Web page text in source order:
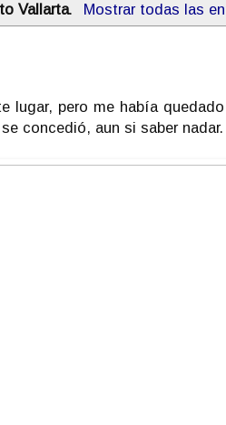
Vallarta. Mostrar todas las
lugar, pero me había
concedió, aun si saber nadar.